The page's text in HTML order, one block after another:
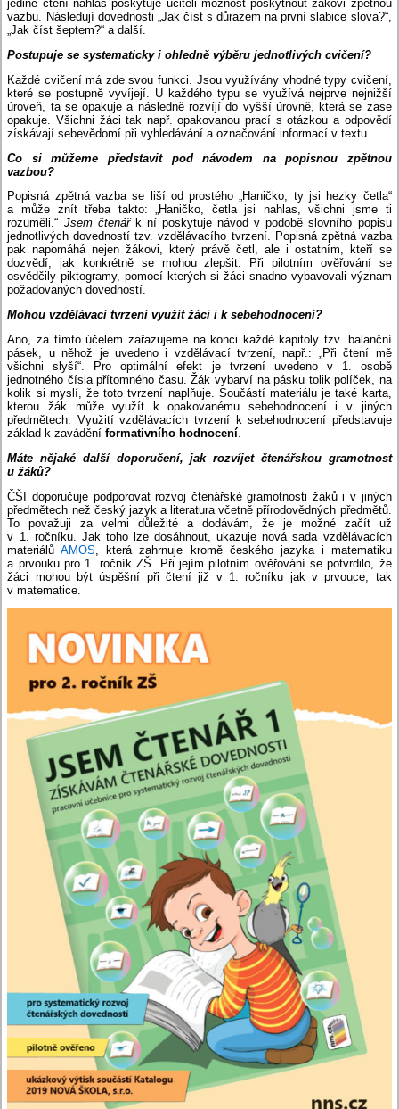
jedině čtení nahlas poskytuje učiteli možnost poskytnout žákovi zpětnou
vazbu. Následují dovednosti „Jak číst s důrazem na první slabice slova?“,
„Jak číst šeptem?“ a další.
Postupuje se systematicky i ohledně výběru jednotlivých cvičení?
Každé cvičení má zde svou funkci. Jsou využívány vhodné typy cvičení,
které se postupně vyvíjejí. U každého typu se využívá nejprve nejnižší
úroveň, ta se opakuje a následně rozvíjí do vyšší úrovně, která se zase
opakuje. Všichni žáci tak např. opakovanou prací s otázkou a odpovědí
získávají sebevědomí při vyhledávání a označování informací v textu.
Co si můžeme představit pod návodem na popisnou zpětnou
vazbou?
Popisná zpětná vazba se liší od prostého „Haničko, ty jsi hezky četla“
a může znít třeba takto: „Haničko, četla jsi nahlas, všichni jsme ti
rozuměli.“ Jsem čtenářk ní poskytuje návod v podobě slovního popisu
jednotlivých dovedností tzv. vzdělávacího tvrzení. Popisná zpětná vazba
pak napomáhá nejen žákovi, který právě četl, ale i ostatním, kteří se
dozvědí, jak konkrétně se mohou zlepšit. Při pilotním ověřování se
osvědčily piktogramy, pomocí kterých si žáci snadno vybavovali význam
požadovaných dovedností.
Mohou vzdělávací tvrzení využít žáci i k sebehodnocení?
Ano, za tímto účelem zařazujeme na konci každé kapitoly tzv. balanční
pásek, u něhož je uvedeno i vzdělávací tvrzení, např.: „Při čtení mě
všichni slyší“. Pro optimální efekt je tvrzení uvedeno v 1. osobě
jednotného čísla přítomného času. Žák vybarví na pásku tolik políček, na
kolik si myslí, že toto tvrzení naplňuje. Součástí materiálu je také karta,
kterou žák může využít k opakovanému sebehodnocení i v jiných
předmětech. Využití vzdělávacích tvrzení k sebehodnocení představuje
základ k zaváděníformativního hodnocení
Máte nějaké další doporučení, jak rozvíjet čtenářskou gramotnost
u žáků?
ČŠI doporučuje podporovat rozvoj čtenářské gramotnosti žáků i v jiných
předmětech než český jazyk a literatura včetně přírodovědných předmětů.
To považuji za velmi důležité a dodávám, že je možné začít už
v 1. ročníku. Jak toho lze dosáhnout, ukazuje nová sada vzdělávacích
materiálůAMOS , která zahrnuje kromě českého jazyka i matematiku
a prvouku pro 1. ročník ZŠ. Při jejím pilotním ověřování se potvrdilo, že
žáci mohou být úspěšní při čtení již v 1. ročníku jak v prvouce, tak
v matematice.